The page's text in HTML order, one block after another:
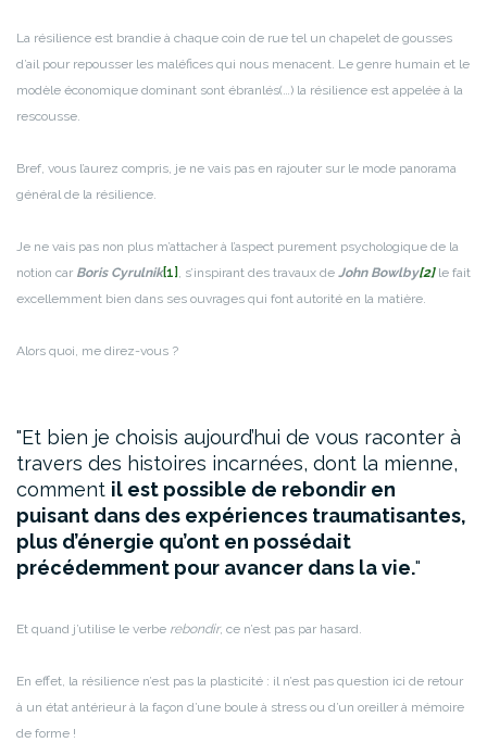
La résilience est brandie à chaque coin de rue tel un chapelet de gousses
d’ail pour repousser les maléfices qui nous menacent. Le genre humain et le
modèle économique dominant sont ébranlés(…) la résilience est appelée à la
rescousse.
Bref, vous l’aurez compris, je ne vais pas en rajouter sur le mode panorama
général de la résilience.
Je ne vais pas non plus m’attacher à l’aspect purement psychologique de la
notion car Boris Cyrulnik[1] , s’inspirant des travaux de John Bowlby[2]le fait
excellemment bien dans ses ouvrages qui font autorité en la matière.
Alors quoi, me direz-vous ?
Et bien je choisis aujourd’hui de vous raconter à
travers des histoires incarnées, dont la mienne,
comment il est possible de rebondir en
puisant dans des expériences traumatisantes,
plus d’énergie qu’ont en possédait
précédemment pour avancer dans la vie.
Et quand j’utilise le verbe rebondir, ce n’est pas par hasard.
En effet, la résilience n’est pas la plasticité : il n’est pas question ici de retour
à un état antérieur à la façon d’une boule à stress ou d’un oreiller à mémoire
de forme !